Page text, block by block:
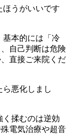
ほうがいいです
基本的には「冷
自己判断は危険
直接ご来院くだ
ら悪化しまし
く揉むのは逆効
電気治療や超音